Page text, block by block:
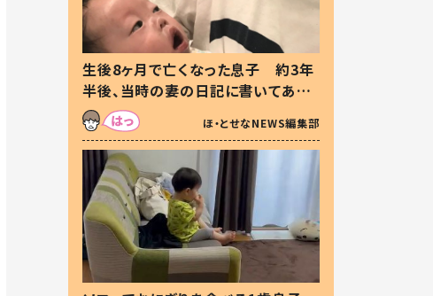
生後8ヶ月で亡くなった息子 約3年
半後、当時の妻の日記に書いてあっ
た本音とは
ほ・とせなNEWS編集部